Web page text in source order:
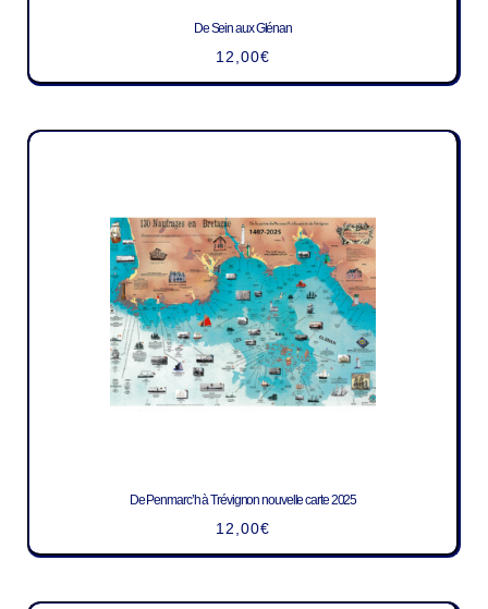
De Sein aux Glénan
12,00€
De Penmarc’h à Trévignon nouvelle carte 2025
12,00€